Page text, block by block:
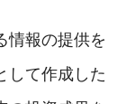
情報の提供を
して作成した